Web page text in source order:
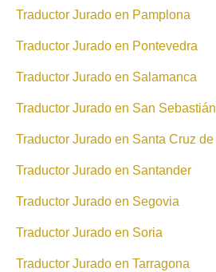
Traductor Jurado en Pamplona
Traductor Jurado en Pontevedra
Traductor Jurado en Salamanca
Traductor Jurado en San Sebastián
Traductor Jurado en Santa Cruz de
Traductor Jurado en Santander
Traductor Jurado en Segovia
Traductor Jurado en Soria
Traductor Jurado en Tarragona